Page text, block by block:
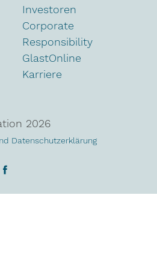
Investoren
Corporate
Responsibility
GlastOnline
Karriere
2026
Datenschutzerklärung
Instagram